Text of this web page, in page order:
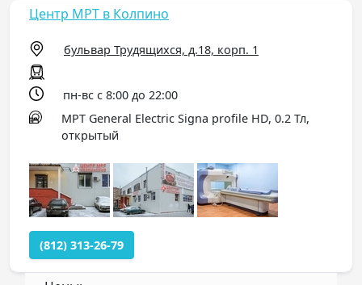
Центр МРТ в Колпино
бульвар Трудящихся, д.18, корп. 1
пн-вс с 8:00 до 22:00
МРТ General Electric Signa profile HD, 0.2 Тл,
открытый
(812) 313-26-79